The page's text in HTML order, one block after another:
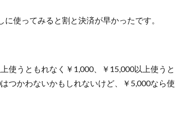
使ってみると割と決済が早かったです。
使うともれなく￥1,000、￥15,000以上使うと
つかわないかもしれないけど、￥5,000なら使